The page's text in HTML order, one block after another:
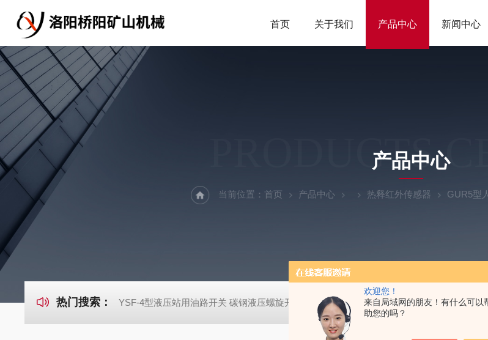
欢迎您！
来自局域网的朋友！有什么可以
助您的吗？
首页 关于我们 产品中心 新闻中心
PRODUCTS
产品中心
当前位置： 首页 产品中心 热释红外传感器 GUR5型
热门搜索： YSF-4型液压站用油路开关 碳钢液压螺旋开关 猴车配件橡胶轮衬 托压轮矿用斜井巷道用